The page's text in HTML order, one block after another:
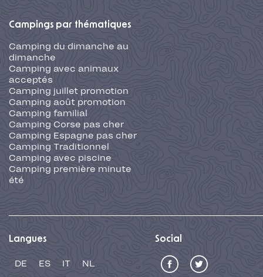
Langues
DE ES IT
NL
EN-GB
Social
FAQ
Paiement en 3 fois sans
frais*
* jusqu'à 68 jours avant le départ (hors tarifs